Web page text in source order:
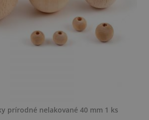
prírodné nelakované 40 mm 1 ks